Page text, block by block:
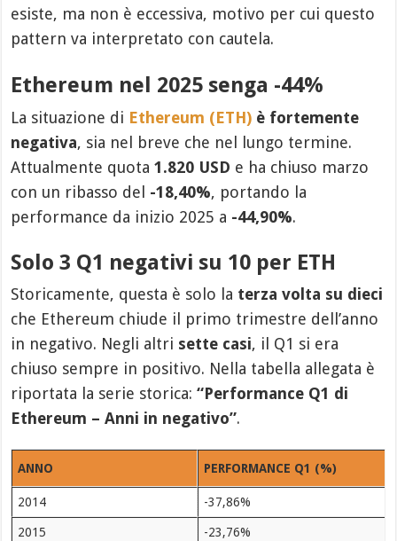
esiste, ma non è eccessiva, motivo per cui questo
pattern va interpretato con cautela.
Ethereum nel 2025 senga -44%
La situazione di Ethereum (ETH) è fortemente
negativa, sia nel breve che nel lungo termine.
Attualmente quota1.820 USD e ha chiuso marzo
con un ribasso del -18,40%, portando la
performance da inizio 2025 a -44,90%.
Solo 3 Q1 negativi su 10 per ETH
Storicamente, questa è solo la terza volta su dieci
che Ethereum chiude il primo trimestre dell’anno
in negativo. Negli altri sette casi, il Q1 si era
chiuso sempre in positivo. Nella tabella allegata è
riportata la serie storica:“Performance Q1 di
Ethereum – Anni in negativo”.
ANNO PERFORMANCE Q1 (%)
2014 -37,86%
2015 -23,76%